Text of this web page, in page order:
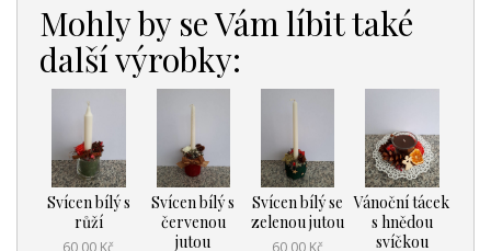
Mohly by se Vám líbit také
další výrobky:
Svícen bílý s
růží
60,00 Kč
Svícen bílý s
červenou
jutou
Svícen bílý se
zelenou jutou
60,00 Kč
Vánoční tácek
s hnědou
svíčkou